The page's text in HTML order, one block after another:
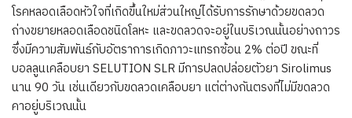
โรคหลอดเลือดหัวใจที่เกิดขึ้นใหม่ส่วนใหญ่ได้รับการรักษาด้วยขดลวด
ถ่างขยายหลอดเลือดชนิดโลหะ และขดลวดจะอยู่ในบริเวณนั้นอย่างถาวร
ซึ่งมีความสัมพันธ์กับอัตราการเกิดภาวะแทรกซ้อน 2% ต่อปี ขณะที่
บอลลูนเคลือบยา SELUTION SLR มีการปลดปล่อยตัวยา Sirolimus
นาน 90 วัน เช่นเดียวกับขดลวดเคลือบยา แต่ต่างกันตรงที่ไม่มีขดลวด
คาอยู่บริเวณนั้น